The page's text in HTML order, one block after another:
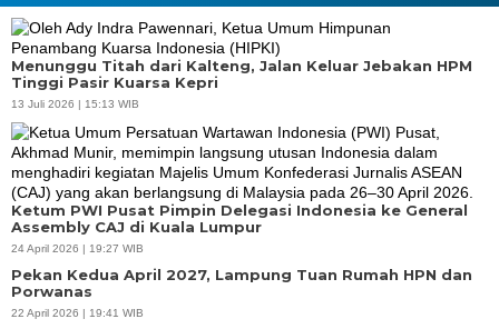
Menunggu Titah dari Kalteng, Jalan Keluar Jebakan HPM
Tinggi Pasir Kuarsa Kepri
13 Juli 2026 | 15:13 WIB
Ketum PWI Pusat Pimpin Delegasi Indonesia ke General
Assembly CAJ di Kuala Lumpur
24 April 2026 | 19:27 WIB
Pekan Kedua April 2027, Lampung Tuan Rumah HPN dan
Porwanas
22 April 2026 | 19:41 WIB